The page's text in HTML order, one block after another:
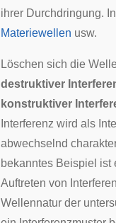
ihrer Durchdringung.
Materiewellen usw.
Löschen sich die
destruktiver
konstruktiver
Interferenz wird als
abwechselnd
bekanntes Beispiel ist
Auftreten von
Wellennatur der